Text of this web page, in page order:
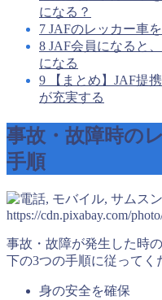
になる？
7 JAFのレッカー車
8 JAF会員になると
になる
9 【まとめ】JAF提
が充実する
事故・故障時の
手順
https://cdn.pixabay.com/
事故・故障が発生した時
下の3つの手順に従ってく
身の安全を確保